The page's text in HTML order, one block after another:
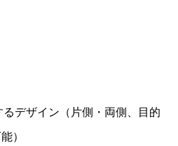
と
デザイン（片側・両側、目的
）